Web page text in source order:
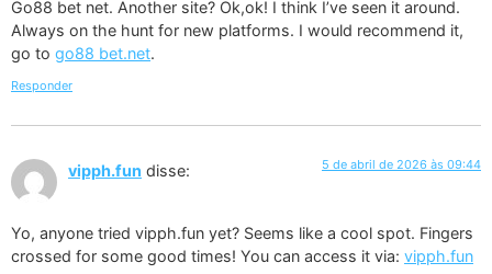
Go88 bet net. Another site? Ok,ok! I think I’ve seen it around.
Always on the hunt for new platforms. I would recommend it,
go to go88 bet.net.
Responder
vipph.fun disse: 5 de abril de 2026 às 09:44
Yo, anyone tried vipph.fun yet? Seems like a cool spot. Fingers
crossed for some good times! You can access it via: vipph.fun